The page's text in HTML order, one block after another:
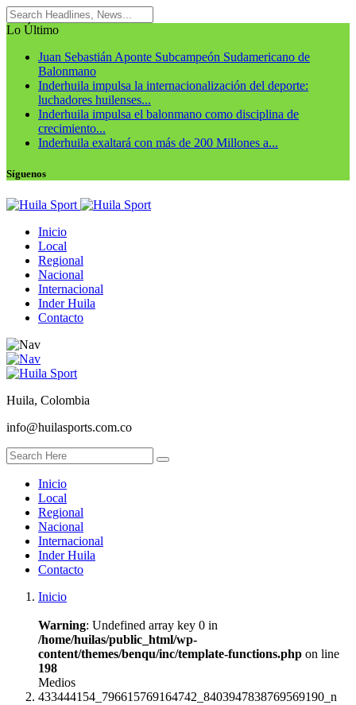
Lo Último
Juan Sebastián Aponte Subcampeón Sudamericano de
Balonmano
Inderhuila impulsa la internacionalización del deporte:
luchadores huilenses...
Inderhuila impulsa el balonmano como disciplina de
crecimiento...
Inderhuila exaltará con más de 200 Millones a...
Síguenos
Inicio
Local
Regional
Nacional
Internacional
Inder Huila
Contacto
Huila, Colombia
info@huilasports.com.co
Inicio
Local
Regional
Nacional
Internacional
Inder Huila
Contacto
Inicio
Warning: Undefined array key 0 in
/home/huilas/public_html/wp-
content/themes/benqu/inc/template-functions.php on line
198
Medios
433444154_796615769164742_8403947838769569190_n